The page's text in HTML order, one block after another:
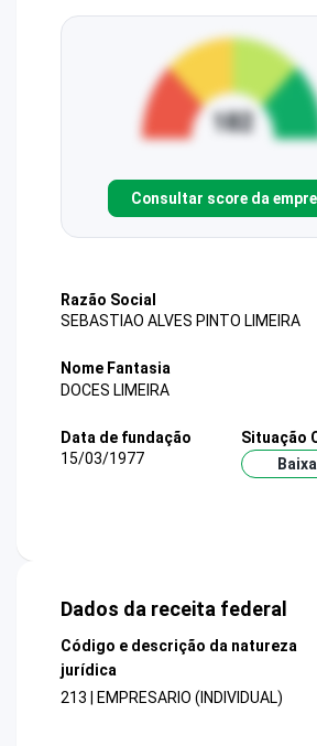
Consultar score da
Razão Social
SEBASTIAO ALVES PINTO LIMEIRA
Nome Fantasia
DOCES LIMEIRA
Data de fundação
15/03/1977
Situação
Dados da receita federal
Código e descrição da natureza
jurídica
213 | EMPRESARIO (INDIVIDUAL)